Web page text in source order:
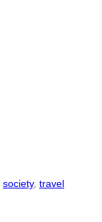
society, travel